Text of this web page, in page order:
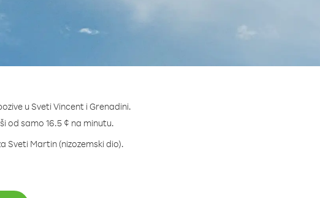
u Sveti Vincent i Grenadini.
od samo 16.5 ¢ na minutu.
Sveti Martin (nizozemski dio).